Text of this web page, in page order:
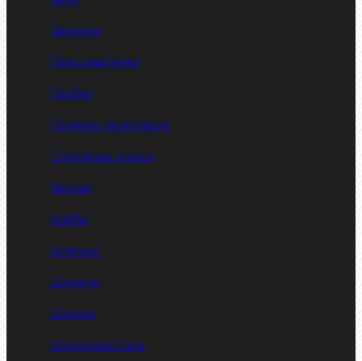
Заклепки
Пресс-масленки
Пробки
Пружины тарельчатые
Стопорные кольца
Такелаж
Шайбы
Шпильки
Шплинты
Шпонки
Шпоночная сталь